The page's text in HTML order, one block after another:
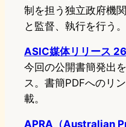
制を担う独立政府機
と監督、執行を行う。
ASIC媒体リリース
今回の公開書簡発出
ス。書簡PDFへのリ
載。
APRA（Australian